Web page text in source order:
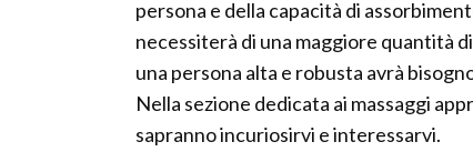
persona e della capacità di
necessiterà di una maggiore quantità
una persona alta e robusta avrà
Nella sezione dedicata ai massaggi
sapranno incuriosirvi e interessarvi.